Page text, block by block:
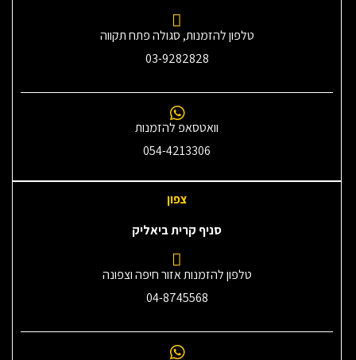
טלפון להזמנות, סגולה פתח תקווה
03-9282828
וואטסאפ להזמנות
054-4213306
צפון
סניף קרית ביאליק
טלפון להזמנות אזור חיפה וצפונה
04-8745568